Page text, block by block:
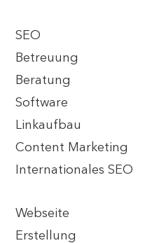
SEO
Betreuung
Beratung
Software
Linkaufbau
Content Marketing
Internationales SEO
Webseite
Erstellung